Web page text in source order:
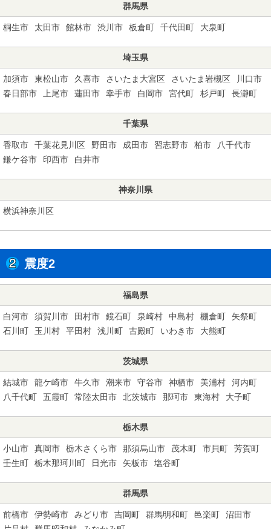
群馬県
桐生市 太田市 館林市 渋川市 板倉町 千代田町 大泉町
埼玉県
加須市 東松山市 久喜市 さいたま大宮区 さいたま岩槻区
川口市
春日部市
上尾市 蓮田市 幸手市 白岡市 宮代町 杉戸町 長瀞町
千葉県
香取市 千葉花見川区 野田市 成田市 習志野市 柏市
八千代市
鎌ケ谷市
印西市 白井市
神奈川県
横浜神奈川区
震度2
福島県
白河市 須賀川市 田村市 鏡石町 泉崎村 中島村 棚倉町
矢祭町
石川町
玉川村 平田村 浅川町 古殿町 いわき市 大熊町
茨城県
結城市 龍ケ崎市 牛久市 潮来市 守谷市 神栖市 美浦村
河内町
八千代町
五霞町 常陸太田市 北茨城市 那珂市 東海村 大子町
栃木県
小山市 真岡市 栃木さくら市 那須烏山市 茂木町 市貝町
芳賀町
壬生町
栃木那珂川町 日光市 矢板市 塩谷町
群馬県
前橋市 伊勢崎市 みどり市 吉岡町 群馬明和町 邑楽町
沼田市